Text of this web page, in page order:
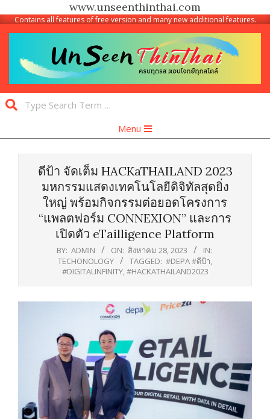
www.unseenthinthai.com
SkipContains all features of free version and many new additional features.
Unseen
Thinthai
Navigation
Menu
ดีป้า จัดเต็ม HACKaTHAILAND 2023
มหกรรมแสดงเทคโนโลยีดิจิทัลสุดยิ่ง
ใหญ่ พร้อมกิจกรรมต่อยอดโครงการ
“แพลตฟอร์ม CONNEXION” และการ
เปิดตัว eTailligence Platform
BY: ADMIN ON: สิงหาคม 28, 2023
IN:
TECHONOLOGY
TAGGED: #DEPA #ดีป้า,
#DIGITALINFINITY,#HACKATHAILAND2023